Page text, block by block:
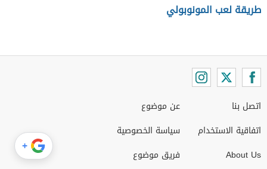
طريقة لعب المونوبولي
اتصل بنا
اتفاقية الاستخدام
About Us
عن موضوع
سياسة الخصوصية
فريق موضوع
+